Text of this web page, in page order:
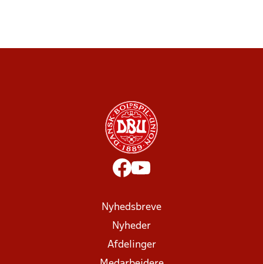
Nyhedsbreve
Nyheder
Afdelinger